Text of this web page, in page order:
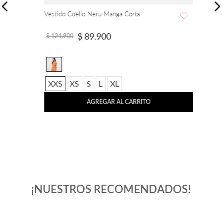
Vestido Cuello Neru Manga Corta
124.900 $ 89.900
XXS XS XL
AGREGAR AL CARRITO
¡NUESTROS RECOMENDADOS!